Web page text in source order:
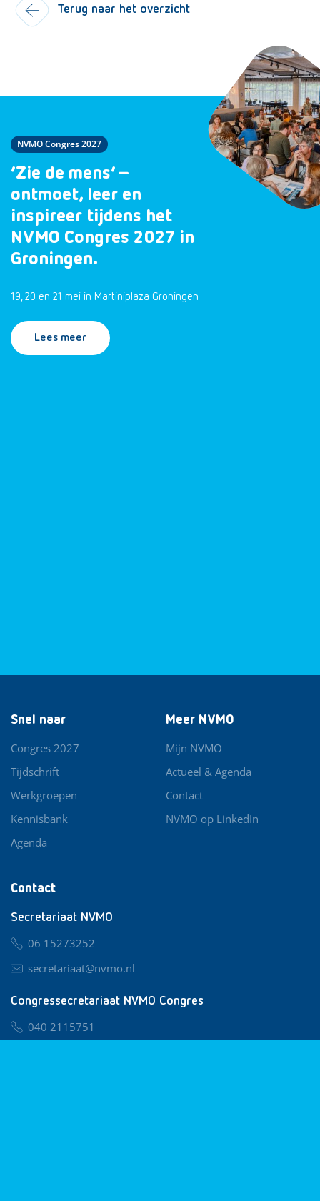
Terug naar het overzicht
NVMO Congres 2027
‘Zie de mens’ –
ontmoet, leer en
inspireer tijdens het
NVMO Congres 2027 in
Groningen.
19, 20 en 21 mei in Martiniplaza Groningen
Lees meer
Contact
Secretariaat NVMO
06 15273252
secretariaat@nvmo.nl
Congressecretariaat NVMO Congres
040 2115751
Snel naar
Congres 2027
Tijdschrift
Werkgroepen
Kennisbank
Agenda
Meer NVMO
Mijn NVMO
Actueel & Agenda
Contact
NVMO op LinkedIn